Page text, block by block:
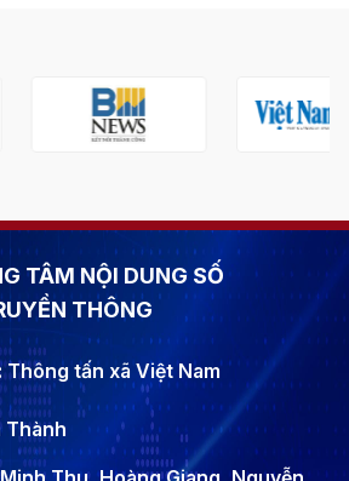
TÂM NỘI DUNG SỐ
THÔNG
tấn xã Việt Nam
Thành